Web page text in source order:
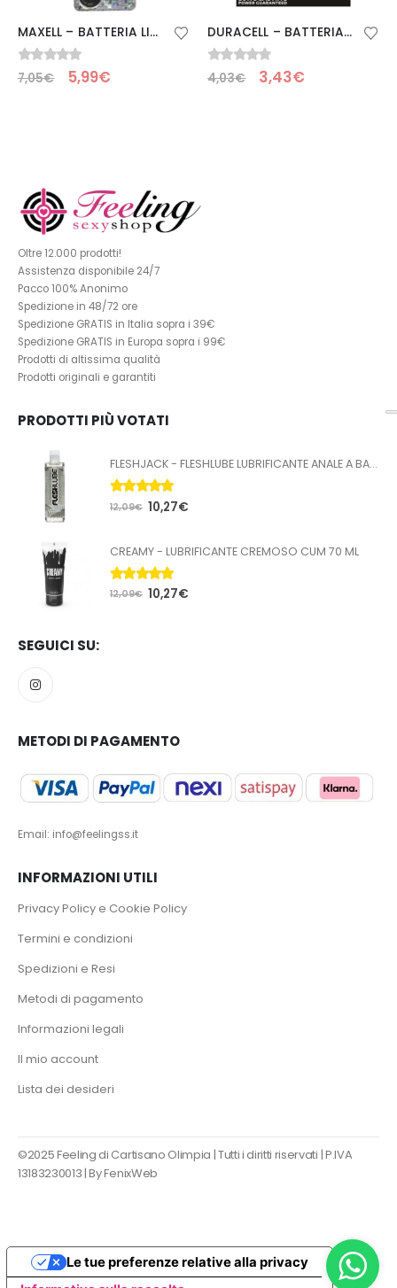
MAXELL – BATTERIA LITIO CR2032 3V – 5 UNITÀ
0 Su 5
7,05€ 5,99€
DURACELL – BATTERIA BOTON LITIO CR1220 3V 1UNIT
0 Su 5
4,03€ 3,43€
Oltre 12.000 prodotti!
Assistenza disponibile 24/7
Pacco 100% Anonimo
Spedizione in 48/72 ore
Spedizione GRATIS in Italia sopra i 39€
Spedizione GRATIS in Europa sopra i 99€
Prodotti di altissima qualità
Prodotti originali e garantiti
PRODOTTI PIÙ VOTATI
FLESHJACK - FLESHLUBE LUBRIFICANTE ANALE A BASE ACQUA 100 ML
5.00Su 5
12,09€ 10,27€
CREAMY - LUBRIFICANTE CREMOSO CUM 70 ML
5.00Su 5
12,09€ 10,27€
SEGUICI SU:
METODI DI PAGAMENTO
Email: info@feelingss.it
INFORMAZIONI UTILI
Privacy Policy e Cookie Policy
Termini e condizioni
Spedizioni e Resi
Metodi di pagamento
Informazioni legali
Il mio account
Lista dei desideri
©2025 Feeling di Cartisano Olimpia | Tutti i diritti riservati | P.IVA
13183230013 |By FenixWeb
Le tue preferenze relative alla privacy